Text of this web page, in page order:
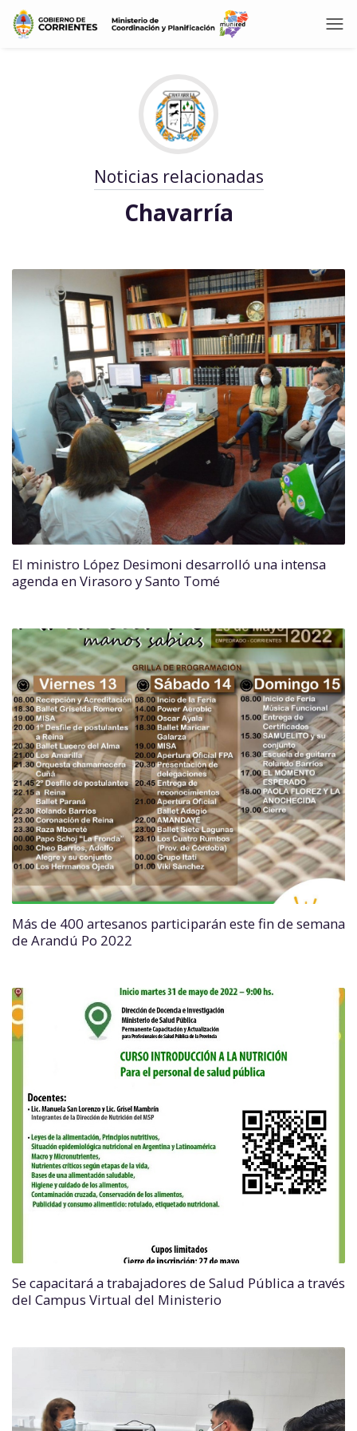
Noticias relacionadas
Chavarría
El ministro López Desimoni desarrolló una intensa
agenda en Virasoro y Santo Tomé
Más de 400 artesanos participarán este fin de semana
de Arandú Po 2022
Se capacitará a trabajadores de Salud Pública a través
del Campus Virtual del Ministerio